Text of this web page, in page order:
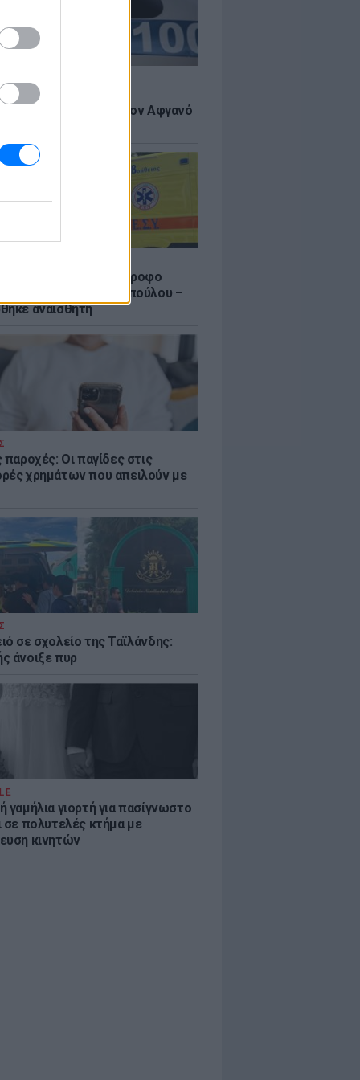
πιστεύουμε», λένε οι
που υιοθέτησαν τον Αφγανό
από τον 5ο όροφο
στη Μιχαλακοπούλου –
αναίσθητη
παροχές: Οι παγίδες στις
χρημάτων που απειλούν με
σε σχολείο της Ταϊλάνδης:
άνοιξε πυρ
γαμήλια γιορτή για πασίγνωστο
σε πολυτελές κτήμα με
κινητών